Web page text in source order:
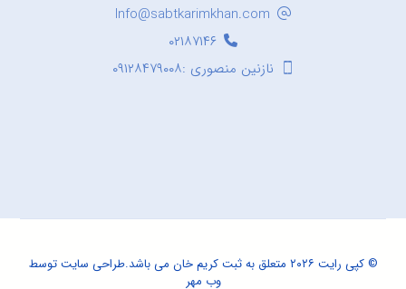
Info@sabtkarimkhan.com
۰۲۱۸۷۱۴۶
نازنین منصوری :۰۹۱۲۸۴۷۹۰۰۸
© کپی رایت ۲۰۲۶ متعلق به ثبت کریم خان می باشد. طراحی سایتتوسط
وب مهر